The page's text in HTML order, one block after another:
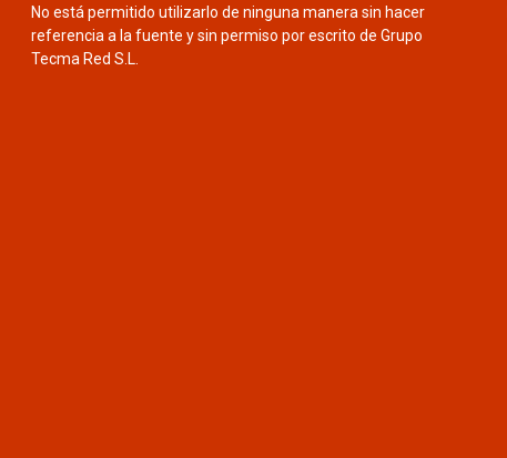
No está permitido utilizarlo de ninguna manera sin hacer
referencia a la fuente y sin permiso por escrito de Grupo
Tecma Red S.L.